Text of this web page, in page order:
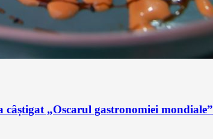
„Oscarul gastronomiei mondiale”